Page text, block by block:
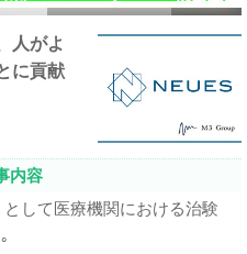
人がよ
に貢献
内容
して医療機関における治験